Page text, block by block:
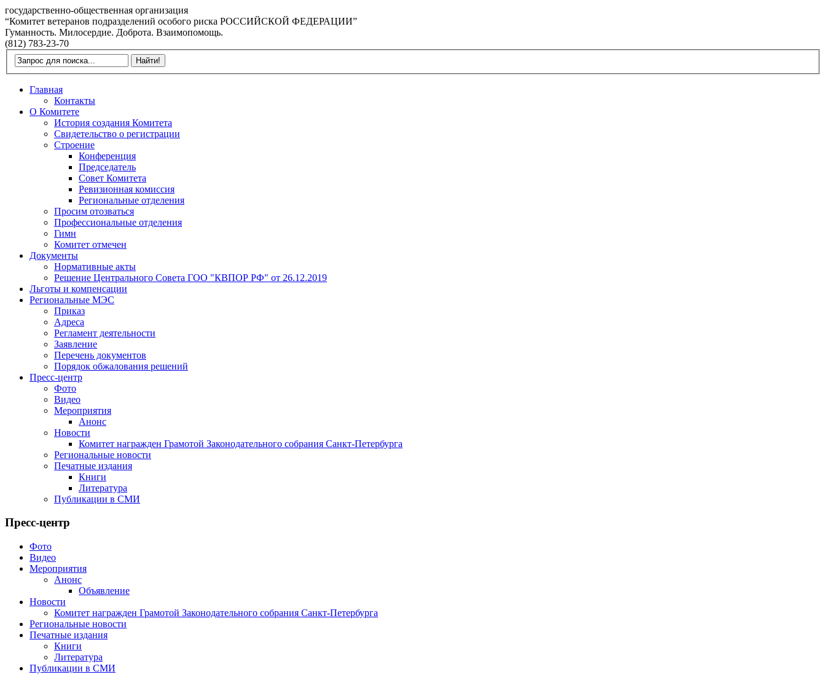
государственно-общественная организация
“Комитет ветеранов подразделений особого риска РОССИЙСКОЙ ФЕДЕРАЦИИ”
Гуманность. Милосердие. Доброта. Взаимопомощь.
(812) 783-23-70
Главная
Контакты
О Комитете
История создания Комитета
Свидетельство о регистрации
Строение
Конференция
Председатель
Совет Комитета
Ревизионная комиссия
Региональные отделения
Просим отозваться
Профессиональные отделения
Гимн
Комитет отмечен
Документы
Нормативные акты
Решение Центрального Совета ГОО "КВПОР РФ" от 26.12.2019
Льготы и компенсации
Региональные МЭС
Приказ
Адреса
Регламент деятельности
Заявление
Перечень документов
Порядок обжалования решений
Пресс-центр
Фото
Видео
Мероприятия
Анонс
Новости
Комитет награжден Грамотой Законодательного собрания Санкт-Петербурга
Региональные новости
Печатные издания
Книги
Литература
Публикации в СМИ
Пресс-центр
Фото
Видео
Мероприятия
Анонс
Объявление
Новости
Комитет награжден Грамотой Законодательного собрания Санкт-Петербурга
Региональные новости
Печатные издания
Книги
Литература
Публикации в СМИ